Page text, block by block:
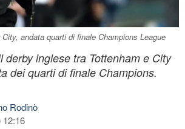
andata quarti di finale Champions League
derby inglese tra Tottenham e City
dei quarti di finale Champions.
Rodinò
12:16